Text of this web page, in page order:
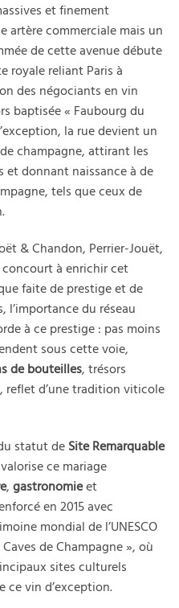
et finement
artère commerciale mais un
de cette avenue débute
royale reliant Paris à
des négociants en vin
baptisée « Faubourg du
la rue devient un
champagne, attirant les
et donnant naissance à de
tels que ceux de
& Chandon, Perrier-Jouët,
à enrichir cet
faite de prestige et de
l’importance du réseau
à ce prestige : pas moins
sous cette voie,
de bouteilles, trésors
reflet d’une tradition viticole
statut de Site Remarquable
ce mariage
, gastronomieet
en 2015 avec
mondial de l’UNESCO
de Champagne », où
sites culturels
ce vin d’exception.